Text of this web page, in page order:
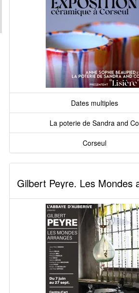
Dates multiples
La poterie de Sandra and Co
Corseul